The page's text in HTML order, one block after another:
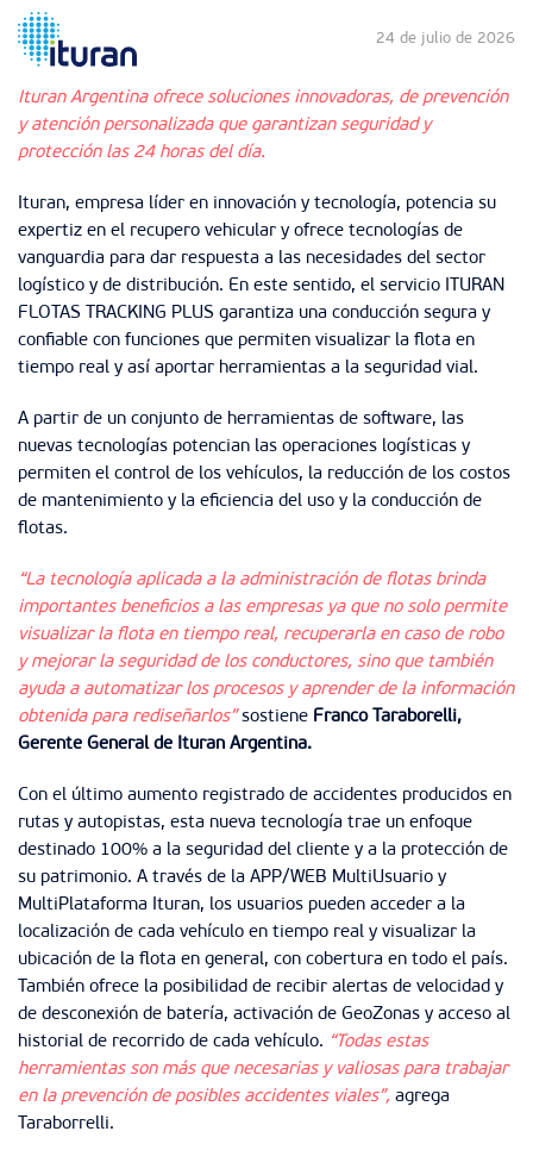
24 de julio de 2026
Ituran Argentina ofrece soluciones innovadoras, de prevención
y atención personalizada que garantizan seguridad y
protección las 24 horas del día.
Ituran, empresa líder en innovación y tecnología, potencia su
expertiz en el recupero vehicular y ofrece tecnologías de
vanguardia para dar respuesta a las necesidades del sector
logístico y de distribución. En este sentido, el servicio ITURAN
FLOTAS TRACKING PLUS garantiza una conducción segura y
confiable con funciones que permiten visualizar la flota en
tiempo real y así aportar herramientas a la seguridad vial.
A partir de un conjunto de herramientas de software, las
nuevas tecnologías potencian las operaciones logísticas y
permiten el control de los vehículos, la reducción de los costos
de mantenimiento y la eficiencia del uso y la conducción de
flotas.
“La tecnología aplicada a la administración de flotas brinda
importantes beneficios a las empresas ya que no solo permite
visualizar la flota en tiempo real, recuperarla en caso de robo
y mejorar la seguridad de los conductores, sino que también
ayuda a automatizar los procesos y aprender de la información
obtenida para rediseñarlos”sostiene Franco Taraborelli,
Gerente General de Ituran Argentina.
Con el último aumento registrado de accidentes producidos en
rutas y autopistas, esta nueva tecnología trae un enfoque
destinado 100% a la seguridad del cliente y a la protección de
su patrimonio. A través de la APP/WEB MultiUsuario y
MultiPlataforma Ituran, los usuarios pueden acceder a la
localización de cada vehículo en tiempo real y visualizar la
ubicación de la flota en general, con cobertura en todo el país.
También ofrece la posibilidad de recibir alertas de velocidad y
de desconexión de batería, activación de GeoZonas y acceso al
historial de recorrido de cada vehículo. “Todas estas
herramientas son más que necesarias y valiosas para trabajar
en la prevención de posibles accidentes viales”, agrega
Taraborrelli.